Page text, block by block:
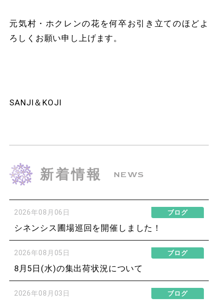
元気村・ホクレンの花を何卒お引き立てのほどよ
ろしくお願い申し上げます。
SANJI＆KOJI
新着情報 NEWS
2026年08月06日 ブログ
シネンシス圃場巡回を開催しました！
2026年08月05日 ブログ
8月5日(水)の集出荷状況について
2026年08月03日 ブログ